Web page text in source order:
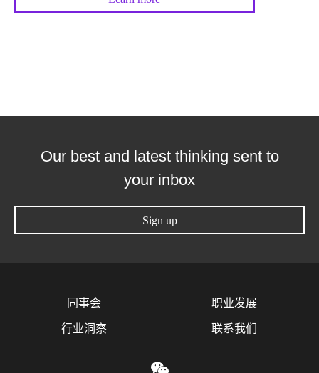
Our best and latest thinking sent to
your inbox
Sign up
同事会
行业洞察
职业发展
联系我们